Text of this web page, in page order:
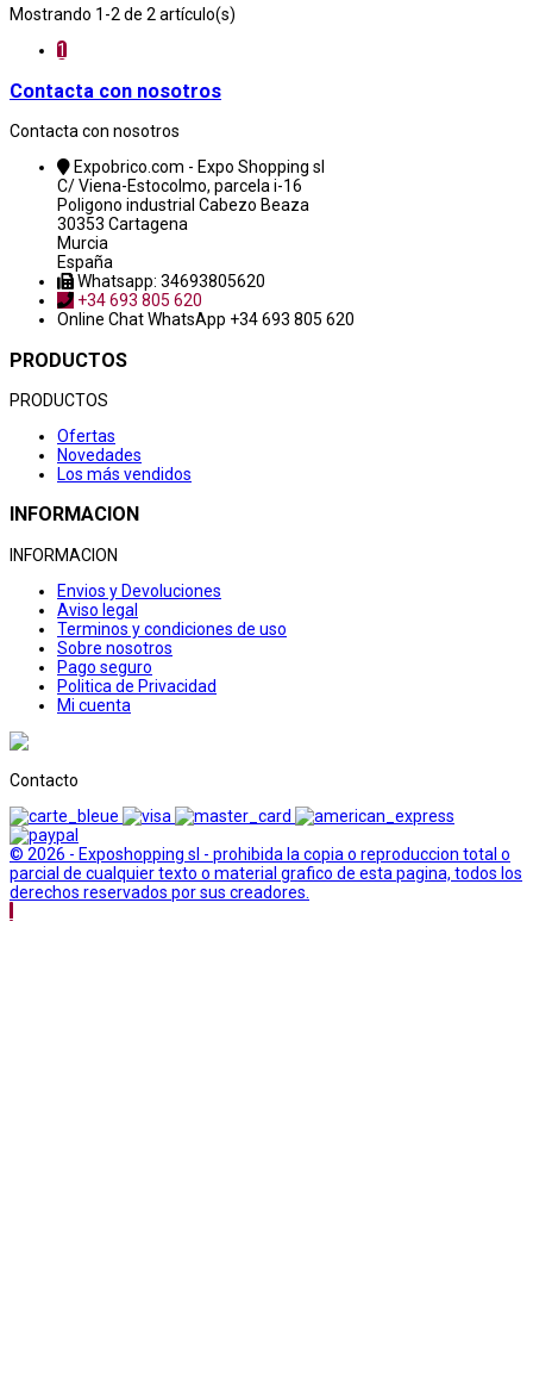
Mostrando 1-2 de 2 artículo(s)
1
Contacta con nosotros
Contacta con nosotros
Expobrico.com - Expo Shopping sl
C/ Viena-Estocolmo, parcela i-16
Poligono industrial Cabezo Beaza
30353 Cartagena
Murcia
España
Whatsapp: 34693805620
+34 693 805 620
Online ChatWhatsApp +34 693 805 620
PRODUCTOS
PRODUCTOS
Ofertas
Novedades
Los más vendidos
INFORMACION
INFORMACION
Envios y Devoluciones
Aviso legal
Terminos y condiciones de uso
Sobre nosotros
Pago seguro
Politica de Privacidad
Mi cuenta
Contacto
© 2026 - Exposhopping sl - prohibida la copia o reproduccion total o
parcial de cualquier texto o material grafico de esta pagina, todos los
derechos reservados por sus creadores.